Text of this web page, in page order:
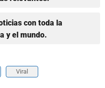
con toda la
y el mundo.
Viral